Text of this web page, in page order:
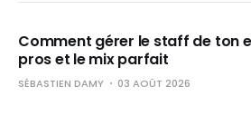
Comment gérer le staff de ton
pros et le mix parfait
SÉBASTIEN DAMY 03 AOÛT 2026